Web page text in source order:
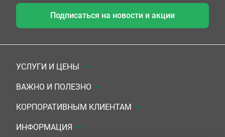
Подписаться на новости и акции
УСЛУГИ И ЦЕНЫ
Анализы
Комплексы
УЗИ
ВАЖНО И ПОЛЕЗНО
Документы для заключения договора
Система скидок
КОРПОРАТИВНЫМ КЛИЕНТАМ
Медицинским организациям
ИНФОРМАЦИЯ